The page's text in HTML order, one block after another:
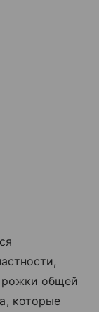
общей
которые